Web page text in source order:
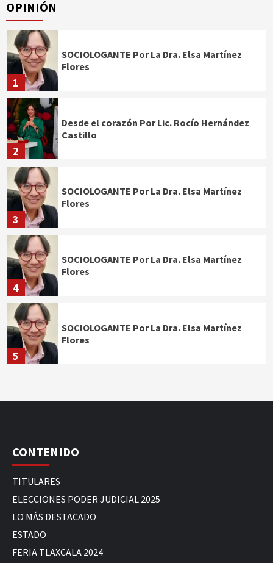
OPINIÓN
1
SOCIOLOGANTE Por La Dra. Elsa Martínez
Flores
2
Desde el corazón Por Lic. Rocío Hernández
Castillo
3
SOCIOLOGANTE Por La Dra. Elsa Martínez
Flores
4
SOCIOLOGANTE Por La Dra. Elsa Martínez
Flores
5
SOCIOLOGANTE Por La Dra. Elsa Martínez
Flores
CONTENIDO
TITULARES
ELECCIONES PODER JUDICIAL 2025
LO MÁS DESTACADO
ESTADO
FERIA TLAXCALA 2024